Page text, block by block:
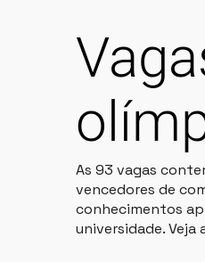
As 93 vagas
vencedores de
conhecimentos
universidade.